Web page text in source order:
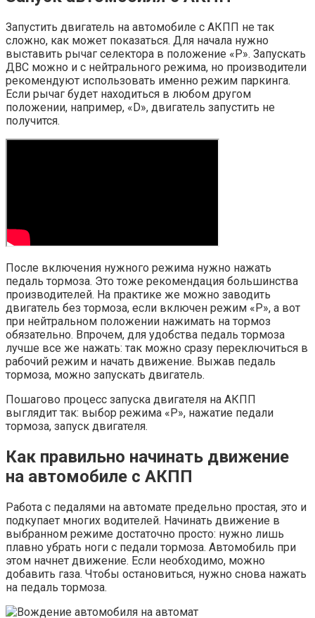
Запустить двигатель на автомобиле с АКПП не так
сложно, как может показаться. Для начала нужно
выставить рычаг селектора в положение «P». Запускать
ДВС можно и с нейтрального режима, но производители
рекомендуют использовать именно режим паркинга.
Если рычаг будет находиться в любом другом
положении, например, «D», двигатель запустить не
получится.
После включения нужного режима нужно нажать
педаль тормоза. Это тоже рекомендация большинства
производителей. На практике же можно заводить
двигатель без тормоза, если включен режим «P», а вот
при нейтральном положении нажимать на тормоз
обязательно. Впрочем, для удобства педаль тормоза
лучше все же нажать: так можно сразу переключиться в
рабочий режим и начать движение. Выжав педаль
тормоза, можно запускать двигатель.
Пошагово процесс запуска двигателя на АКПП
выглядит так: выбор режима «P», нажатие педали
тормоза, запуск двигателя.
Как правильно начинать движение
на автомобиле с АКПП
Работа с педалями на автомате предельно простая, это и
подкупает многих водителей. Начинать движение в
выбранном режиме достаточно просто: нужно лишь
плавно убрать ноги с педали тормоза. Автомобиль при
этом начнет движение. Если необходимо, можно
добавить газа. Чтобы остановиться, нужно снова нажать
на педаль тормоза.